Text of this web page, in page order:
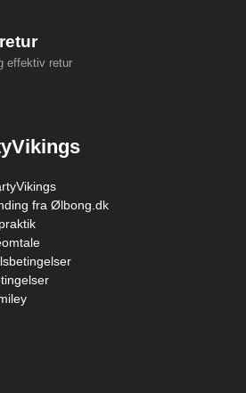
effektiv retur
fra Ølbong.dk